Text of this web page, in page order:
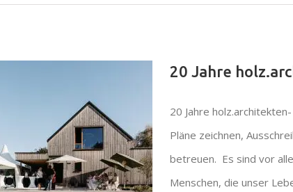
20 Jahre
20 Jahre
Pläne zeichnen,
betreuen. Es sind vor
Menschen, die unser